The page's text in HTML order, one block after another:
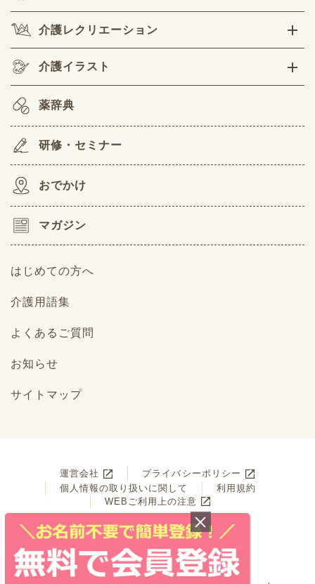
介護レクリエーション
介護イラスト
薬辞典
研修・セミナー
おでかけ
マガジン
はじめての方へ
介護用語集
よくあるご質問
お知らせ
サイトマップ
運営会社
プライバシーポリシー
個人情報の取り扱いに関して
利用規約
WEBご利用上の注意